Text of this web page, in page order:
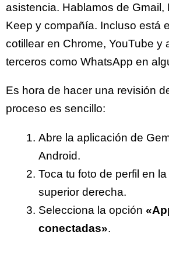
asistencia. Hablamos de Gmail,
Keep y compañía. Incluso está
cotillear en Chrome, YouTube y
terceros como WhatsApp en
Es hora de hacer una revisión
proceso es sencillo:
Abre la aplicación de
Android.
Toca tu foto de perfil en
superior derecha.
Selecciona la opción
conectadas».